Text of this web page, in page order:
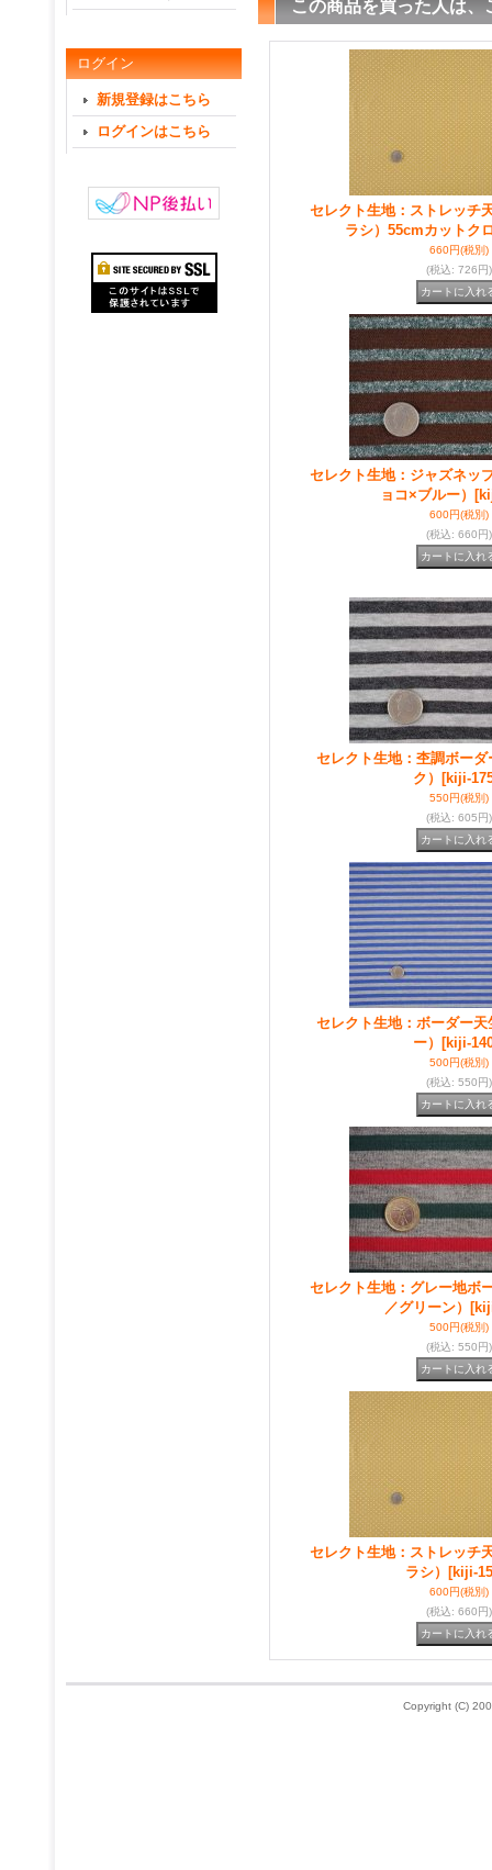
ログイン
新規登録はこちら
ログインはこちら
この商品を買った人は
セレクト生地：ストレッチ
ラシ）55cmカットク
660円(税別)
(税込: 726円)
セレクト生地：ジャズネッ
ョコ×ブルー）
600円(税別)
(税込: 660円)
セレクト生地：杢調ボー
ク）
[kiji-
550円(税別)
(税込: 605円)
セレクト生地：ボーダー
ー）
[kiji-
500円(税別)
(税込: 550円)
セレクト生地：グレー地ボ
／グリーン）
500円(税別)
(税込: 550円)
セレクト生地：ストレッチ
ラシ）
[kiji-
600円(税別)
(税込: 660円)
Copyright (C)